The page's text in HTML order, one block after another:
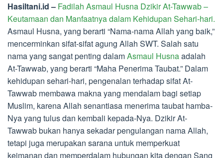
Hasiltani.id – Fadilah Asmaul Husna Dzikir At-Tawwab –
Keutamaan dan Manfaatnya dalam Kehidupan Sehari-hari.
Asmaul Husna, yang berarti “Nama-nama Allah yang baik,”
mencerminkan sifat-sifat agung Allah SWT. Salah satu
nama yang sangat penting dalamAsmaul Husnaadalah
At-Tawwab, yang berarti “Maha Penerima Taubat.” Dalam
kehidupan sehari-hari, pengenalan terhadap sifat At-
Tawwab membawa makna yang mendalam bagi setiap
Muslim, karena Allah senantiasa menerima taubat hamba-
Nya yang tulus dan kembali kepada-Nya. Dzikir At-
Tawwab bukan hanya sekadar pengulangan nama Allah,
tetapi juga merupakan sarana untuk memperkuat
keimanan dan memperdalam hubungan kita dengan Sang